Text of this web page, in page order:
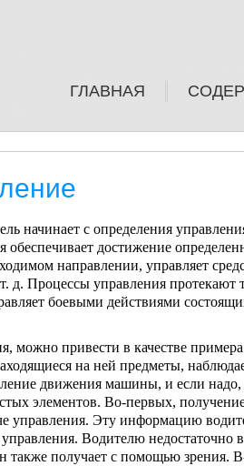
ГЛАВНАЯ
на­чинает с определения
обеспечивает достижение
направлении, управ­ляет
Процессы управ­ления протекают
бо­евыми действиями
можно привести в качестве
на ней предметы,
движения ма­шины, и если надо,
элементов. Во-первых,
управления. Эту информацию
Водителю недостаточ­но
получает с по­мощью зрения.